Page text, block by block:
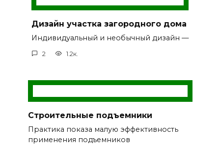
Дизайн участка загородного дома
Индивидуальный и необычный дизайн —
2 1.2к.
Строительные подъемники
Практика показа малую эффективность
применения подъемников